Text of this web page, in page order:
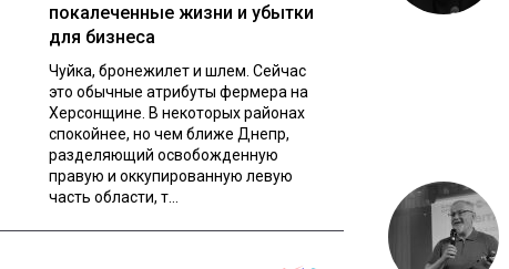
покалеченные жизни и убытки
для бизнеса
Чуйка, бронежилет и шлем. Сейчас
это обычные атрибуты фермера на
Херсонщине. В некоторых районах
спокойнее, но чем ближе Днепр,
разделяющий освобожденную
правую и оккупированную левую
часть области, т...